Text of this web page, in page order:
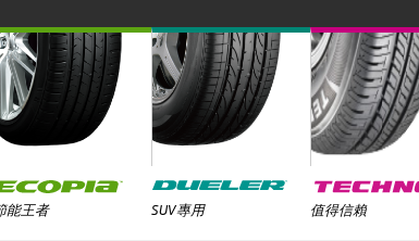
能王者 SUV專用 值得信賴